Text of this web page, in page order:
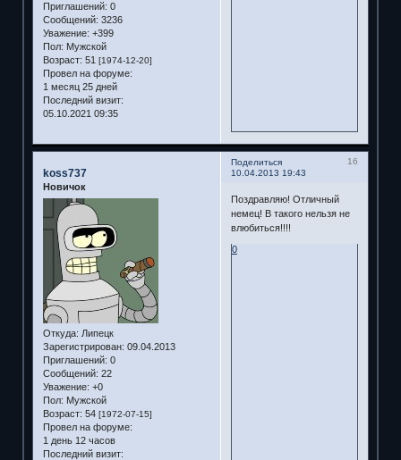
Приглашений: 0
Сообщений: 3236
Уважение: +399
Пол: Мужской
Возраст: 51 [1974-12-20]
Провел на форуме:
1 месяц 25 дней
Последний визит:
05.10.2021 09:35
Поделиться
16
10.04.2013 19:43
koss737
Новичок
Откуда: Липецк
Зарегистрирован: 09.04.2013
Приглашений: 0
Сообщений: 22
Уважение: +0
Пол: Мужской
Возраст: 54 [1972-07-15]
Провел на форуме:
1 день 12 часов
Последний визит:
Поздравляю! Отличный
немец! В такого нельзя не
влюбиться!!!!
0